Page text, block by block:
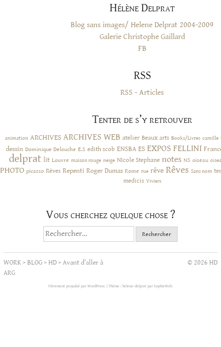
Hélène Delprat
Blog sans images/ Helene Delprat 2004-2009
Galerie Christophe Gaillard
FB
RSS
RSS - Articles
Tenter de s’y retrouver
animation ARCHIVES ARCHIVES WEB atelier Beaux arts Books/Livres camille
dessin Dominique Delouche E.S edith scob ENSBA ES EXPOS FELLINI
delprat lit Louvre maison rouge neige NIcole Stephane notes NS oiseau
PHOTO picasso Rêves Repenti Roger Dumas Rome rue rêve Rêves Sans nom
medicis Viviers
Vous cherchez quelque chose ?
Rechercher :
WORK>BLOG>HD>Avant d’aller à
ARG
© 2026 HD
Fièrement propulsé par WordPress. Thème : helene-delprat par SophieWeb.